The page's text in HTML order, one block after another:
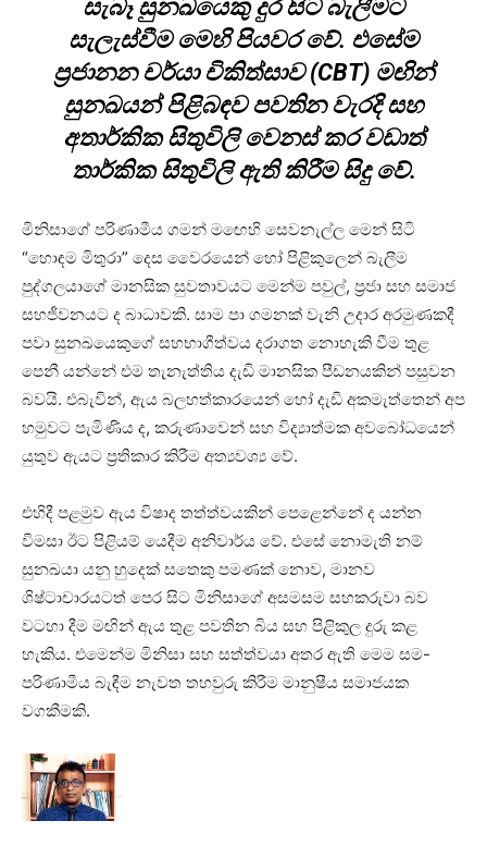
සැබෑ සුනඛයෙකු දුර සිට බැලීමට
සැලැස්වීම මෙහි පියවර වේ. එසේම
ප්‍රජානන චර්යා චිකිත්සාව (CBT) මඟින්
සුනඛයන් පිළිබඳව පවතින වැරදි සහ
අතාර්කික සිතුවිලි වෙනස් කර වඩාත්
තාර්කික සිතුවිලි ඇති කිරීම සිදු වේ.
මිනිසාගේ පරිණාමීය ගමන් මඟෙහි සෙවනැල්ල මෙන් සිටි
“හොඳම මිතුරා” දෙස වෛරයෙන් හෝ පිළිකුලෙන් බැලීම
පුද්ගලයාගේ මානසික සුවතාවයට මෙන්ම පවුල්, ප්‍රජා සහ සමාජ
සහජීවනයට ද බාධාවකි. සාම පා ගමනක් වැනි උදාර අරමුණකදී
පවා සුනඛයෙකුගේ සහභාගීත්වය දරාගත නොහැකි වීම තුළ
පෙනී යන්නේ එම තැනැත්තිය දැඩි මානසික පීඩනයකින් පසුවන
බවයි. එබැවින්, ඇය බලහත්කාරයෙන් හෝ දැඩි අකමැත්තෙන් අප
හමුවට පැමිණිය ද, කරුණාවෙන් සහ විද්‍යාත්මක අවබෝධයෙන්
යුතුව ඇයට ප්‍රතිකාර කිරීම අත්‍යවශ්‍ය වේ.
එහිදී පළමුව ඇය විෂාද තත්ත්වයකින් පෙළෙන්නේ ද යන්න
විමසා ඊට පිළියම් යෙදීම අනිවාර්ය වේ. එසේ නොමැති නම්
සුනඛයා යනු හුදෙක් සතෙකු පමණක් නොව, මානව
ශිෂ්ටාචාරයටත් පෙර සිට මිනිසාගේ අසමසම සහකරුවා බව
වටහා දීම මඟින් ඇය තුළ පවතින බිය සහ පිළිකුල දුරු කළ
හැකිය. එමෙන්ම මිනිසා සහ සත්ත්වයා අතර ඇති මෙම සම-
පරිණාමීය බැඳීම නැවත තහවුරු කිරීම මානුෂීය සමාජයක
වගකීමකි.